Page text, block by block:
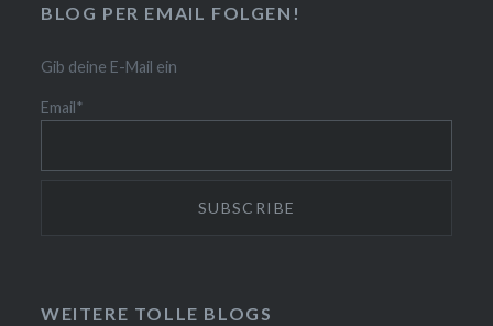
BLOG PER EMAIL FOLGEN!
Gib deine E-Mail ein
Email*
WEITERE TOLLE BLOGS